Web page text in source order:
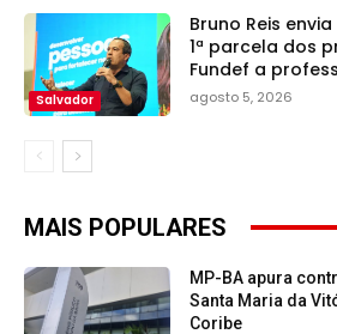
Salvador
Bruno Reis
1ª parcela dos
Fundef a
agosto 5, 2026
MAIS POPULARES
MP-BA apura
Santa Maria da
Coribe